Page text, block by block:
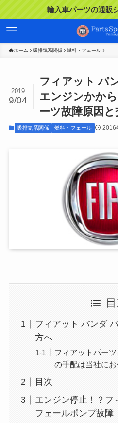
輸入車パーツの通販
ホーム 吸排気系関係 燃料・フェール
フィアット パ
エンジンかか
ーツ故障原因と
2019
9/04
吸排気系関係 燃料・フェール 2016
フィアット パンダ
方へ
フィアットパー
の手配は当社にお
目次
エンジン停止！？
フェールポンプ故障